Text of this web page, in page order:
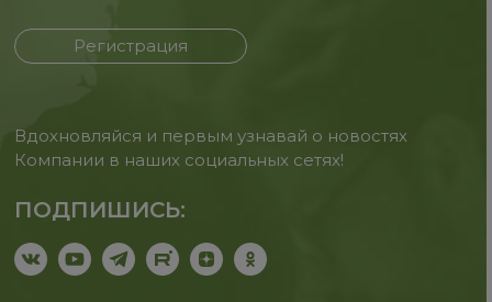
Регистрация
Вдохновляйся и первым узнавай о новостях
Компании в наших социальных сетях!
ПОДПИШИСЬ: